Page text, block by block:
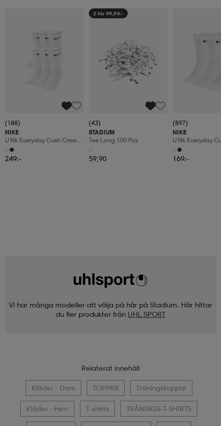
(188)
NIKE
U Nk Everyday Cush Crew
6pr-Bd
249:-
2 för 99,90:-
(43)
STADIUM
Tee Long 100 Pcs
59,90
(897)
NIKE
U Nk Everyday
3pr
169:-
Vi har många modeller att välja på här på Stadium. Här hittar
du fler produkter från UHL SPORT
Relaterat innehåll
Kläder - Dam TOPPAR Träningstoppar
Kläder - Herr T-shirts TRÄNINGS-T-SHIRTS